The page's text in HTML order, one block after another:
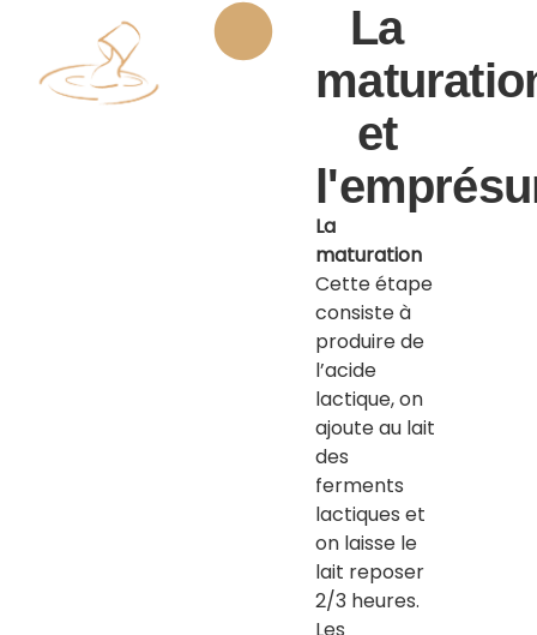
La
et
La
maturation
Cette étape
consiste à
produire de
l’acide
lactique, on
ajoute au lait
des
ferments
lactiques et
on laisse le
lait reposer
2/3 heures.